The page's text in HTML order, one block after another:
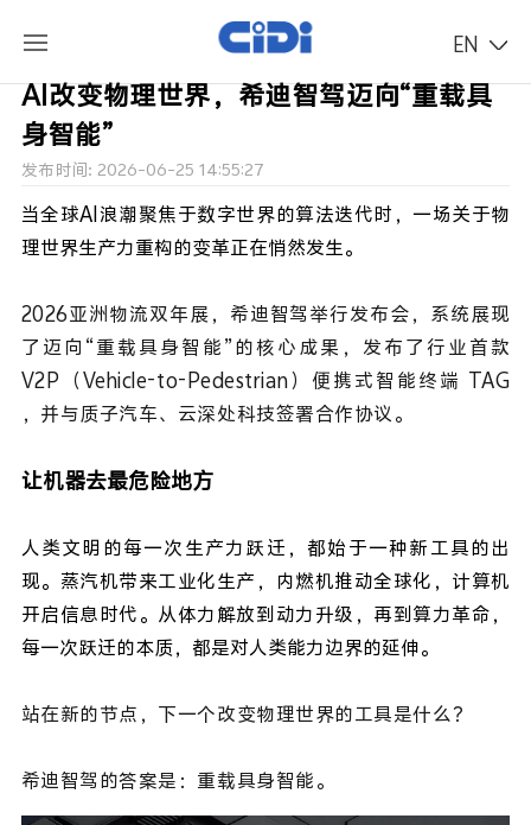
EN
AI改变物理世界，希迪智驾迈向“重载具
身智能”
发布时间: 2026-06-25 14:55:27
当全球AI浪潮聚焦于数字世界的算法迭代时，一场关于物
理世界生产力重构的变革正在悄然发生。
2026亚洲物流双年展，希迪智驾举行发布会，系统展现
了迈向“重载具身智能”的核心成果，发布了行业首款
V2P（Vehicle-to-Pedestrian）便携式智能终端 TAG
，并与质子汽车、云深处科技签署合作协议。
让机器去最危险地方
人类文明的每一次生产力跃迁，都始于一种新工具的出
现。蒸汽机带来工业化生产，内燃机推动全球化，计算机
开启信息时代。从体力解放到动力升级，再到算力革命，
每一次跃迁的本质，都是对人类能力边界的延伸。
站在新的节点，下一个改变物理世界的工具是什么？
希迪智驾的答案是：重载具身智能。